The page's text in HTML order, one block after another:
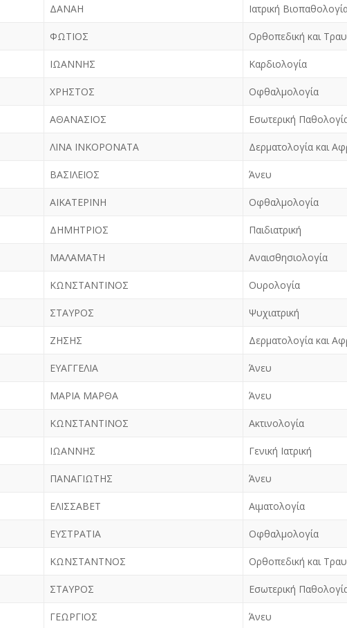
ΔΑΝΑΗ Ιατρική
ΦΩΤΙΟΣ Ορθοπεδική και
ΙΩΑΝΝΗΣ Καρδιολογία
ΧΡΗΣΤΟΣ Οφθαλμολογία
ΑΘΑΝΑΣΙΟΣ Εσωτερική
ΛΙΝΑ ΙΝΚΟΡΟΝΑΤΑ Δερματολογία και
ΒΑΣΙΛΕΙΟΣ Άνευ
ΑΙΚΑΤΕΡΙΝΗ Οφθαλμολογία
ΔΗΜΗΤΡΙΟΣ Παιδιατρική
ΜΑΛΑΜΑΤΗ Αναισθησιολογία
ΚΩΝΣΤΑΝΤΙΝΟΣ Ουρολογία
ΣΤΑΥΡΟΣ Ψυχιατρική
ΖΗΣΗΣ Δερματολογία και
ΕΥΑΓΓΕΛΙΑ Άνευ
ΜΑΡΙΑ ΜΑΡΘΑ Άνευ
ΚΩΝΣΤΑΝΤΙΝΟΣ Ακτινολογία
ΙΩΑΝΝΗΣ Γενική Ιατρική
ΠΑΝΑΓΙΩΤΗΣ Άνευ
ΕΛΙΣΣΑΒΕΤ Αιματολογία
ΕΥΣΤΡΑΤΙΑ Οφθαλμολογία
ΚΩΝΣΤΑΝΤΝΟΣ Ορθοπεδική και
ΣΤΑΥΡΟΣ Εσωτερική
ΓΕΩΡΓΙΟΣ Άνευ